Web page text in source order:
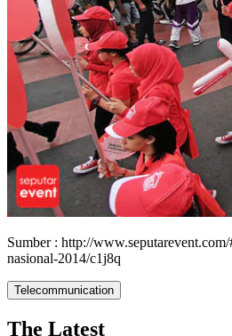
Sumber : http://
nasional-2014/c1j8q
Telecommunication
The Latest